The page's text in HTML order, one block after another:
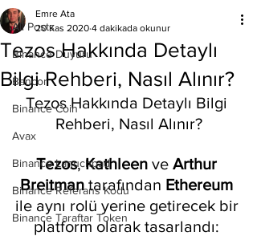
All Posts
Binance Duyuru
Bancor
Binance Coin
Avax
Binance Lanuchpad
Binance Referans Kodu
Binance Taraftar Token
Tezos Hakkında Detaylı
Bilgi Rehberi, Nasıl Alınır?
Emre Ata
20 Kas 2020 4 dakikada okunur
Tezos Hakkında Detaylı Bilgi
Rehberi, Nasıl Alınır?
Tezos, Kathleen ve Arthur
Breitman tarafından Ethereum
ile aynı rolü yerine getirecek bir
platform olarak tasarlandı: